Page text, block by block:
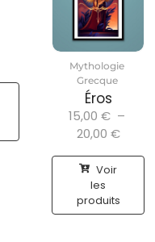
Mythologie
Grecque
Éros
15,00 € –
20,00 €
Voir
les
produits